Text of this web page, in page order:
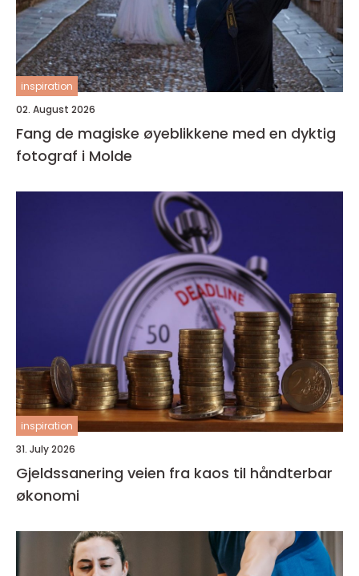
inspiration
02. August 2026
Fang de magiske øyeblikkene med en dyktig
fotograf i Molde
inspiration
31. July 2026
Gjeldssanering veien fra kaos til håndterbar
økonomi